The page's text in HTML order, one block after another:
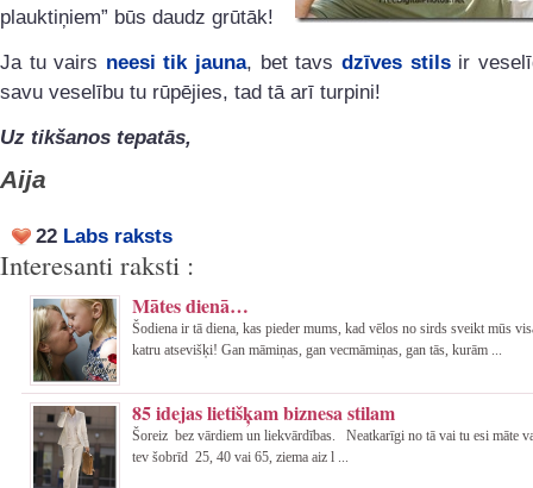
plauktiņiem” būs daudz grūtāk!
Ja tu vairs neesi tik jauna, bet tavs dzīves stilsir
savu veselību tu rūpējies, tad tā arī turpini!
Uz tikšanos tepatās,
Aija
22 Labs raksts
Interesanti raksti :
Mātes dienā…
Šodiena ir tā diena, kas pieder mums, kad vēlos no sirds sveikt mūs
katru atsevišķi! Gan māmiņas, gan vecmāmiņas, gan tās, kurām ...
85 idejas lietišķam biznesa stilam
Šoreiz bez vārdiem un liekvārdības. Neatkarīgi no tā vai tu esi māte
tev šobrīd 25, 40 vai 65, ziema aiz l ...